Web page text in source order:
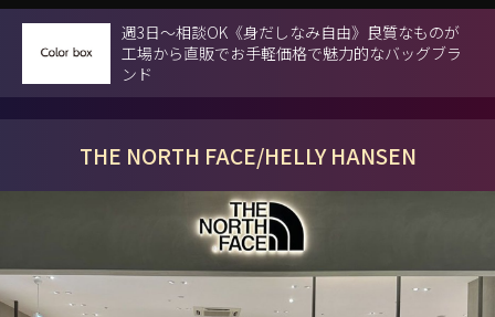
週3日～相談OK《身だしなみ自由》良質なものが
工場から直販でお手軽価格で魅力的なバッグブラ
ンド
THE NORTH FACE/HELLY HANSEN